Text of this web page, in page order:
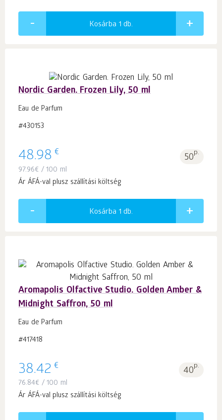
Kosárba 1 db.
Nordic Garden. Frozen Lily, 50 ml
Eau de Parfum
#430153
48.98 € 50p.
97.96€ / 100 ml
Ár ÁFÁ-val plusz szállítási költség
Kosárba 1 db.
Aromapolis Olfactive Studio. Golden Amber &
Midnight Saffron, 50 ml
Eau de Parfum
#417418
38.42 € 40p.
76.84€ / 100 ml
Ár ÁFÁ-val plusz szállítási költség